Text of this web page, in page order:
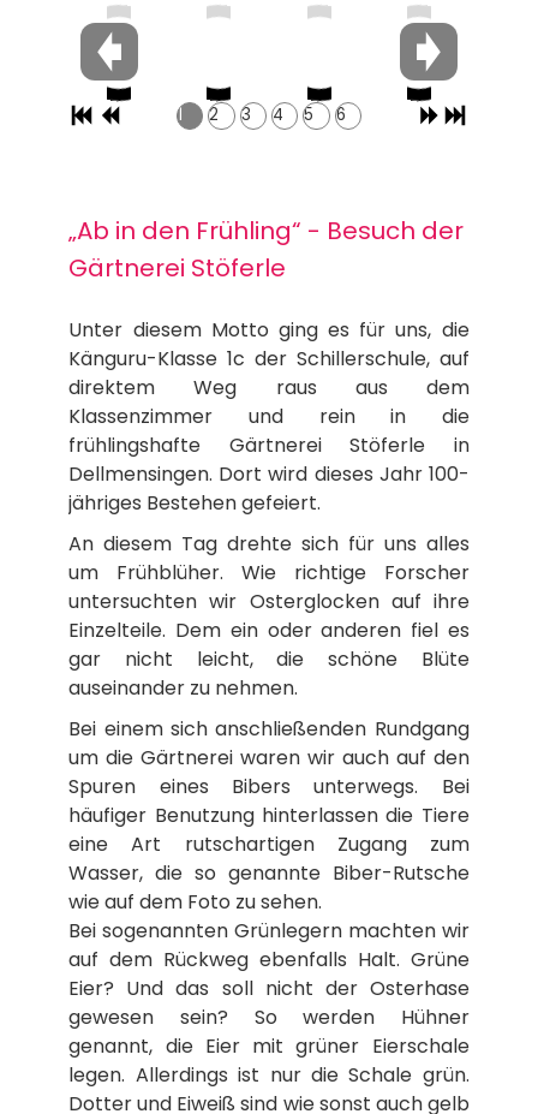
1 2 3 4 5 6
„Ab in den Frühling“ - Besuch der
Gärtnerei Stöferle
Unter diesem Motto ging es für uns, die
Känguru-Klasse 1c der Schillerschule, auf
direktem Weg raus aus dem
Klassenzimmer und rein in die
frühlingshafte Gärtnerei Stöferle in
Dellmensingen. Dort wird dieses Jahr 100-
jähriges Bestehen gefeiert.
An diesem Tag drehte sich für uns alles
um Frühblüher. Wie richtige Forscher
untersuchten wir Osterglocken auf ihre
Einzelteile. Dem ein oder anderen fiel es
gar nicht leicht, die schöne Blüte
auseinander zu nehmen.
Bei einem sich anschließenden Rundgang
um die Gärtnerei waren wir auch auf den
Spuren eines Bibers unterwegs. Bei
häufiger Benutzung hinterlassen die Tiere
eine Art rutschartigen Zugang zum
Wasser, die so genannte Biber-Rutsche
wie auf dem Foto zu sehen.
Bei sogenannten Grünlegern machten wir
auf dem Rückweg ebenfalls Halt. Grüne
Eier? Und das soll nicht der Osterhase
gewesen sein? So werden Hühner
genannt, die Eier mit grüner Eierschale
legen. Allerdings ist nur die Schale grün.
Dotter und Eiweiß sind wie sonst auch gelb